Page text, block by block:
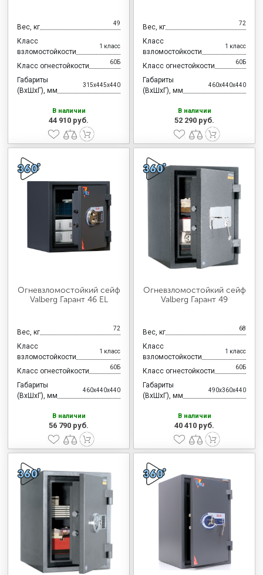
Вес, кг 49
Класс
взломостойкости
1 класс
Класс огнестойкости 60Б
Габариты
(ВхШхГ), мм
315x445x440
В наличии
44 910 руб.
Вес, кг 72
Класс
взломостойкости
1 класс
Класс огнестойкости 60Б
Габариты
(ВхШхГ), мм
460x440x440
В наличии
52 290 руб.
Огневзломостойкий сейф
Valberg Гарант 46 EL
Вес, кг 72
Класс
взломостойкости
1 класс
Класс огнестойкости 60Б
Габариты
(ВхШхГ), мм
460x440x440
В наличии
56 790 руб.
Огневзломостойкий сейф
Valberg Гарант 49
Вес, кг 68
Класс
взломостойкости
1 класс
Класс огнестойкости 60Б
Габариты
(ВхШхГ), мм
490x360x440
В наличии
40 410 руб.